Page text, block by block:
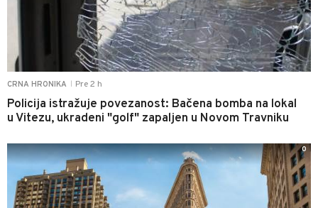
CRNA HRONIKA Pre 2 h
Policija istražuje povezanost: Bačena bomba na lokal
u Vitezu, ukradeni "golf" zapaljen u Novom Travniku
0